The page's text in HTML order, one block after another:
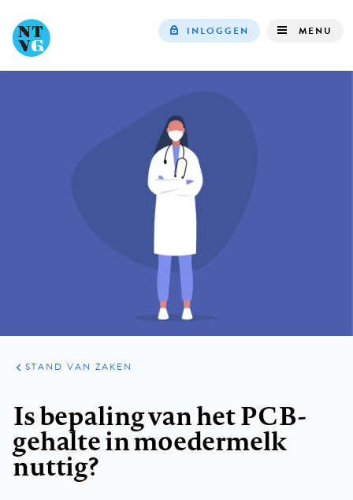
INLOGGEN MENU
ARTIKELEN
PRAKTIJK
STAND VAN ZAKEN
Is bepaling van het PCB-
gehalte in moedermelk
nuttig?